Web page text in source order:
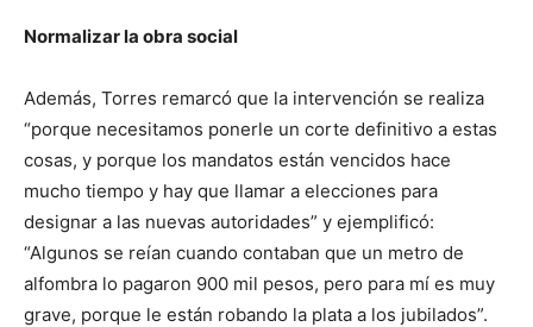
Normalizar la obra social
Además, Torres remarcó que la intervención se realiza
“porque necesitamos ponerle un corte definitivo a estas
cosas, y porque los mandatos están vencidos hace
mucho tiempo y hay que llamar a elecciones para
designar a las nuevas autoridades” y ejemplificó:
“Algunos se reían cuando contaban que un metro de
alfombra lo pagaron 900 mil pesos, pero para mí es muy
grave, porque le están robando la plata a los jubilados”.